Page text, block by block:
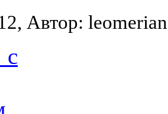
Автор: leomerian